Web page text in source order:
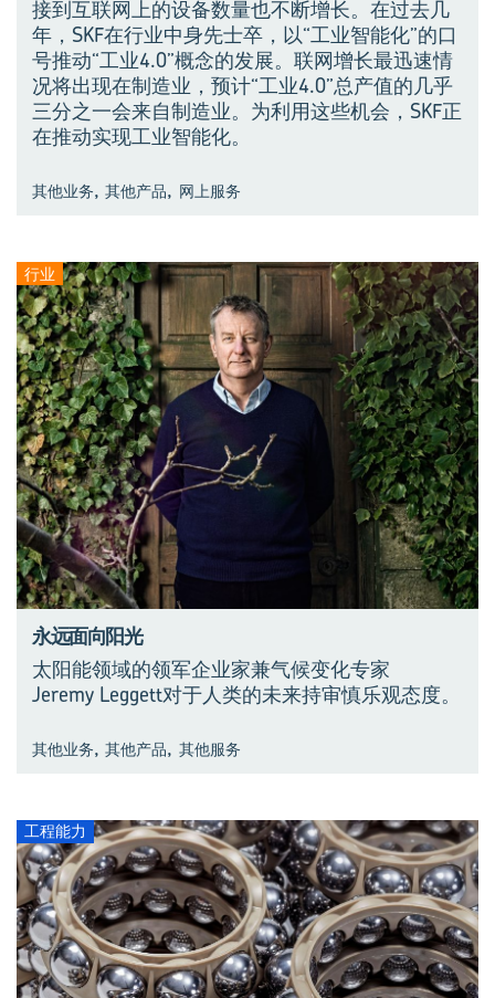
接到互联网上的设备数量也不断增长。在过去几
年，SKF在行业中身先士卒，以“工业智能化”的口
号推动“工业4.0”概念的发展。联网增长最迅速情
况将出现在制造业，预计“工业4.0”总产值的几乎
三分之一会来自制造业。为利用这些机会，SKF正
在推动实现工业智能化。
其他业务, 其他产品, 网上服务
行业
永远面向阳光
太阳能领域的领军企业家兼气候变化专家
Jeremy Leggett对于人类的未来持审慎乐观态度。
其他业务, 其他产品, 其他服务
工程能力